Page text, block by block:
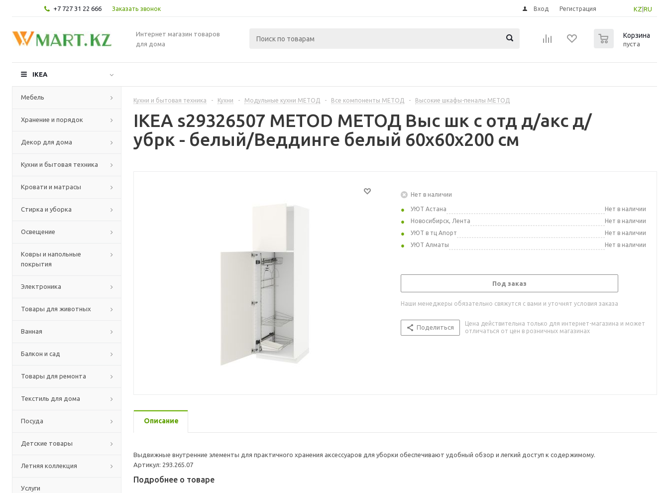
+7 727 31 22 666 Заказать звонок KZ RU
Вход Регистрация
Интернет магазин товаров
для дома
Корзина
пуста
IKEA
Мебель
Хранение и порядок
Декор для дома
Кухни и бытовая техника
Кровати и матрасы
Стирка и уборка
Освещение
Ковры и напольные
покрытия
Электроника
Товары для животных
Ванная
Балкон и сад
Товары для ремонта
Текстиль для дома
Посуда
Детские товары
Летняя коллекция
Услуги
Кухни и бытовая техника - Кухни - Модульные кухни МЕТОД - Все компоненты МЕТОД - Высокие шкафы-пеналы МЕТОД
IKEA s29326507 METOD МЕТОД Выс шк с отд д/акс д/
убрк - белый/Веддинге белый 60x60x200 см
Нет в наличии
УЮТ Астана
Нет в наличии
Новосибирск, Лента
Нет в наличии
УЮТ в тц Апорт
Нет в наличии
УЮТ Алматы
Нет в наличии
Под заказ
Наши менеджеры обязательно свяжутся с вами и уточнят условия заказа
Поделиться
Цена действительна только для интернет-магазина и может
отличаться от цен в розничных магазинах
Описание
Выдвижные внутренние элементы для практичного хранения аксессуаров для уборки обеспечивают удобный обзор и легкий доступ к содержимому.
Артикул: 293.265.07
Подробнее о товаре